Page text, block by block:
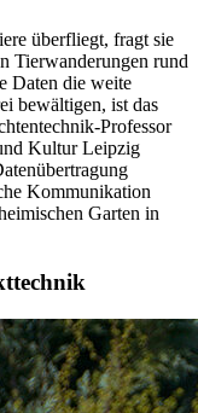
überfliegt, fragt sie
Tierwanderungen rund
Daten die weite
bewältigen, ist das
Professor
Kultur Leipzig
Kommunikation
Garten in